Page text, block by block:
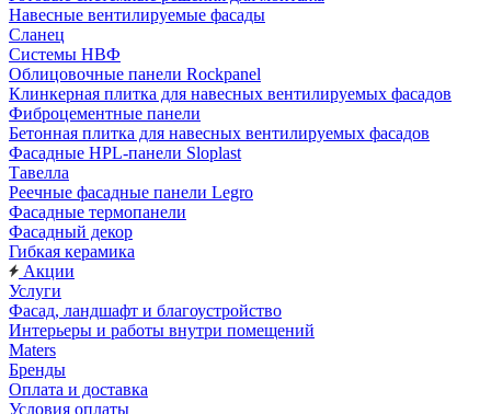
Навесные вентилируемые фасады
Сланец
Системы НВФ
Облицовочные панели Rockpanel
Клинкерная плитка для навесных вентилируемых фасадов
Фиброцементные панели
Бетонная плитка для навесных вентилируемых фасадов
Фасадные HPL-панели Sloplast
Тавелла
Реечные фасадные панели Legro
Фасадные термопанели
Фасадный декор
Гибкая керамика
Акции
Услуги
Фасад, ландшафт и благоустройство
Интерьеры и работы внутри помещений
Maters
Бренды
Оплата и доставка
Условия оплаты